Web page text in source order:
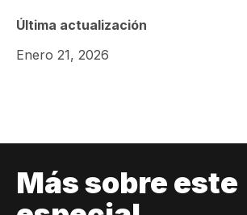
Última actualización
Enero 21, 2026
Más sobre este